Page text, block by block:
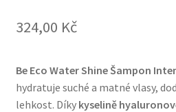
Pokladna
Výměna a vrácení zboží
324,00 Kč
Be Eco Water Shine Šampon
hydratuje suché a matné vlasy,
lehkost. Díky kyselině